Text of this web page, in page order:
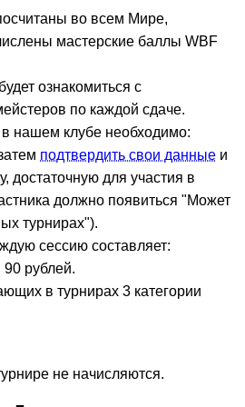
во всем Мире,
мастерские баллы WBF
ознакомиться с
по каждой сдаче.
нашем клубе необходимо:
подтвердить свои данные и
достаточную для участия в
должно появиться "Может
турнирах").
сессию составляет:
90 рублей.
в турнирах 3 категории
не начисляются.